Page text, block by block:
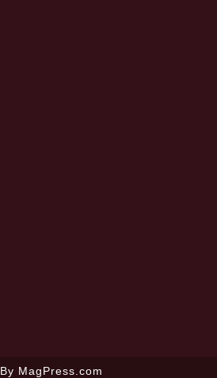
By MagPress.com